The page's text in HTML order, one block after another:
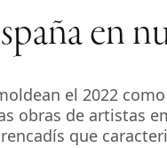
en
el 2022
obras de artistas
que